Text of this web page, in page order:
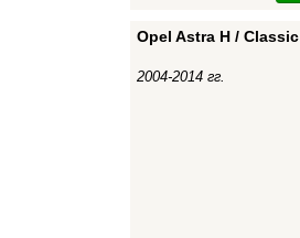
Opel Astra H / Classic
2004-2014 гг.